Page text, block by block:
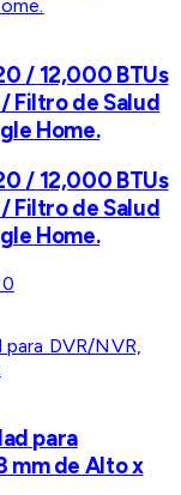
/ 12,000 BTUs
/ Filtro de Salud
Home.
/ 12,000 BTUs
/ Filtro de Salud
Home.
para
mm de Alto x